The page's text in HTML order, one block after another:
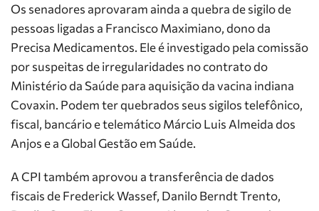
Os senadores aprovaram ainda a quebra de sigilo de
pessoas ligadas a Francisco Maximiano, dono da
Precisa Medicamentos. Ele é investigado pela comissão
por suspeitas de irregularidades no contrato do
Ministério da Saúde para aquisição da vacina indiana
Covaxin. Podem ter quebrados seus sigilos telefônico,
fiscal, bancário e telemático Márcio Luis Almeida dos
Anjos e a Global Gestão em Saúde.
A CPI também aprovou a transferência de dados
fiscais de Frederick Wassef, Danilo Berndt Trento,